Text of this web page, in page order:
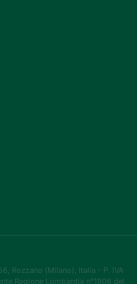
Rozzano (Milano), Italia - P. IVA
Regione Lombardia n°1906 del